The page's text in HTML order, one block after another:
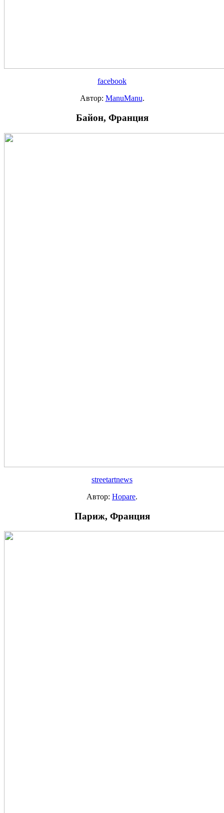
facebook
Автор: ManuManu.
Байон, Франция
streetartnews
Автор: Hopare.
Париж, Франция